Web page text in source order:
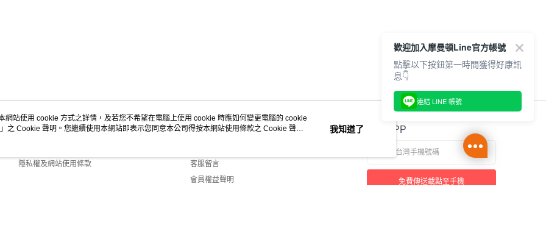
關於我們
隱私權及網站使用條款
客服資訊
客服留言
會員權益聲明
官方APP
免費傳送載點至手機
網站使用 cookie 方式之詳情，及若您不希望在電腦上使用 cookie 時應如何變更電腦的 cookie
」之 Cookie 聲明。您繼續使用本網站即表示您同意本公司得按本網站使用條款之 Cookie 聲明
我知道了
歡迎加入摩曼頓Line官方帳號
點擊以下按鈕第一時間獲得好康訊
息👇
連結 LINE 帳號